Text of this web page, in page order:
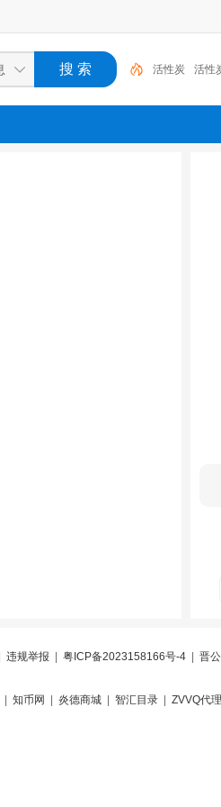
活性炭 活性
违规举报 粤ICP备2023158166号-4| 晋
知币网 炎德商城 智汇目录 ZVVQ代